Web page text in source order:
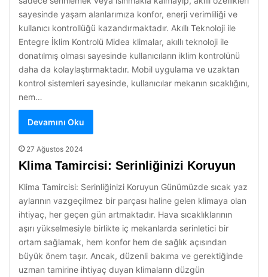
sayesinde yaşam alanlarımıza konfor, enerji verimliliği ve
kullanıcı kontrollüğü kazandırmaktadır. Akıllı Teknoloji ile
Entegre İklim Kontrolü Midea klimalar, akıllı teknoloji ile
donatılmış olması sayesinde kullanıcıların iklim kontrolünü
daha da kolaylaştırmaktadır. Mobil uygulama ve uzaktan
kontrol sistemleri sayesinde, kullanıcılar mekanın sıcaklığını,
nem…
Devamını Oku
27 Ağustos 2024
Klima Tamircisi: Serinliğinizi Koruyun
Klima Tamircisi: Serinliğinizi Koruyun Günümüzde sıcak yaz
aylarının vazgeçilmez bir parçası haline gelen klimaya olan
ihtiyaç, her geçen gün artmaktadır. Hava sıcaklıklarının
aşırı yükselmesiyle birlikte iç mekanlarda serinletici bir
ortam sağlamak, hem konfor hem de sağlık açısından
büyük önem taşır. Ancak, düzenli bakıma ve gerektiğinde
uzman tamirine ihtiyaç duyan klimaların düzgün